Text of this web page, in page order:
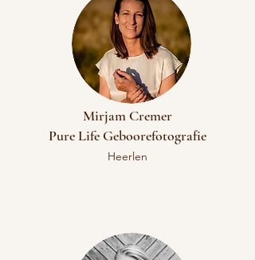
Mirjam Cremer
Pure Life Geboorefotografie​
Heerlen